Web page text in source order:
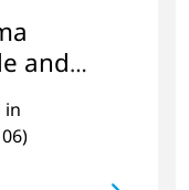
and
in